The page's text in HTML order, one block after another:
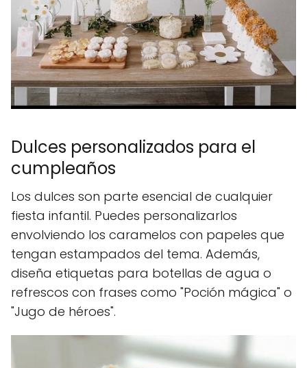
Dulces personalizados para el
cumpleaños
Los dulces son parte esencial de cualquier
fiesta infantil. Puedes personalizarlos
envolviendo los caramelos con papeles que
tengan estampados del tema. Además,
diseña etiquetas para botellas de agua o
refrescos con frases como "Poción mágica" o
"Jugo de héroes".